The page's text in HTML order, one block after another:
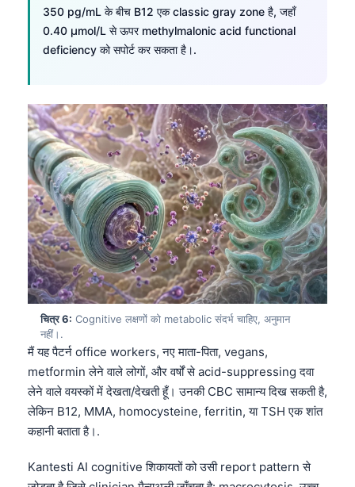
350 pg/mL के बीच B12 एक classic gray zone है, जहाँ
0.40 µmol/L से ऊपर methylmalonic acid functional
deficiency को सपोर्ट कर सकता है।.
चित्र 6: Cognitive लक्षणों को metabolic संदर्भ चाहिए, अनुमान
नहीं।.
मैं यह पैटर्न office workers, नए माता-पिता, vegans,
metformin लेने वाले लोगों, और वर्षों से acid-suppressing दवा
लेने वाले वयस्कों में देखता/देखती हूँ। उनकी CBC सामान्य दिख सकती है,
लेकिन B12, MMA, homocysteine, ferritin, या TSH एक शांत
कहानी बताता है।.
Kantesti AI cognitive शिकायतों को उसी report pattern से